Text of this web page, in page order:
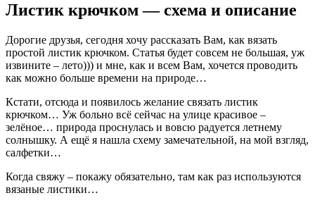
Листик крючком — схема и описание
Дорогие друзья, сегодня хочу рассказать Вам, как вязать
простой листик крючком. Статья будет совсем не большая, уж
извините – лето))) и мне, как и всем Вам, хочется проводить
как можно больше времени на природе…
Кстати, отсюда и появилось желание связать листик
крючком… Уж больно всё сейчас на улице красивое –
зелёное… природа проснулась и вовсю радуется летнему
солнышку. А ещё я нашла схему замечательной, на мой взгляд,
салфетки…
Когда свяжу – покажу обязательно, там как раз используются
вязаные листики…